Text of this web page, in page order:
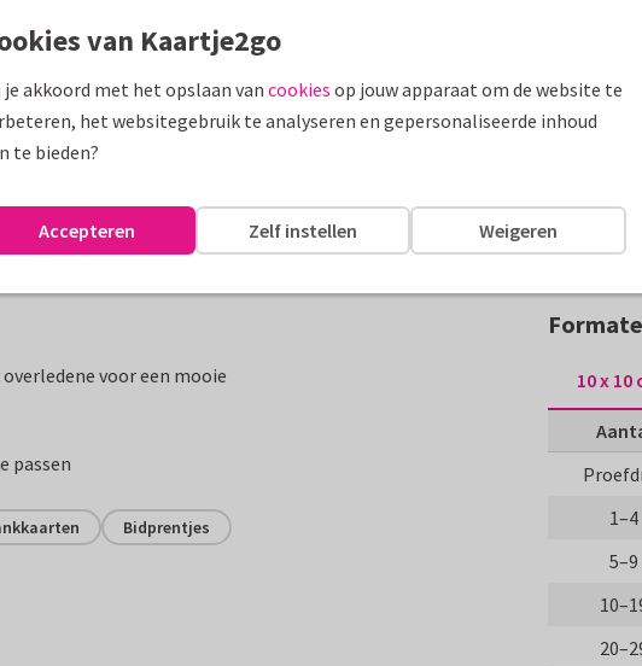
voor een mooie
passen
Bidprentjes
10 x 10
1–4
5–9
van Kaartje2go
je akkoord met het opslaan vancookies op jouw apparaat om de website te
het websitegebruik te analyseren en gepersonaliseerde inhoud
te bieden?
Weigeren
Zelf instellen
Accepteren